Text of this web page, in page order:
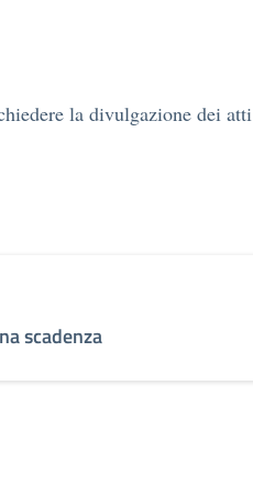
la divulgazione dei atti
scadenza